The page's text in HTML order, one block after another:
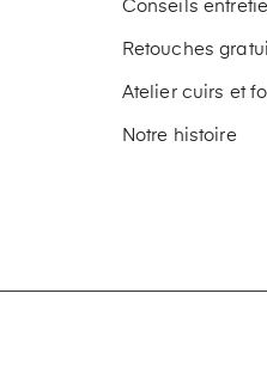
Conseils
Retouches
Atelier cuirs et
Notre histoire